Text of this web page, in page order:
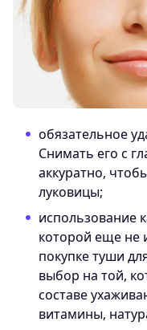
обязательное
Снимать его с
аккуратно,
луковицы;
использование
которой еще не
покупке туши
выбор на той,
составе
витамины,